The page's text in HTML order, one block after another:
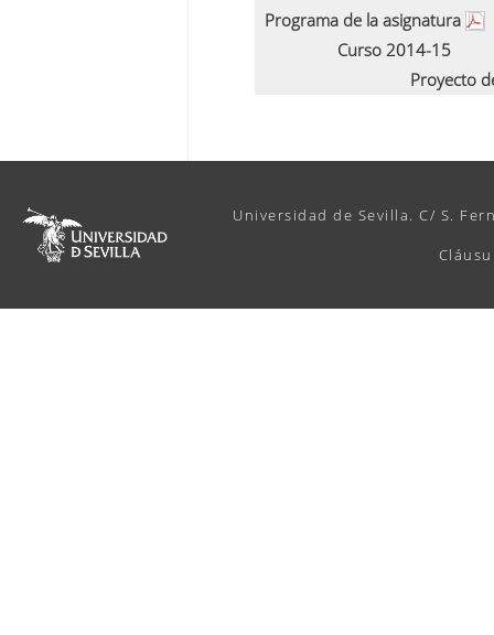
Programa de la asignatura
Curso 2014-15
Proyecto
Universidad de Sevilla. C/ S.